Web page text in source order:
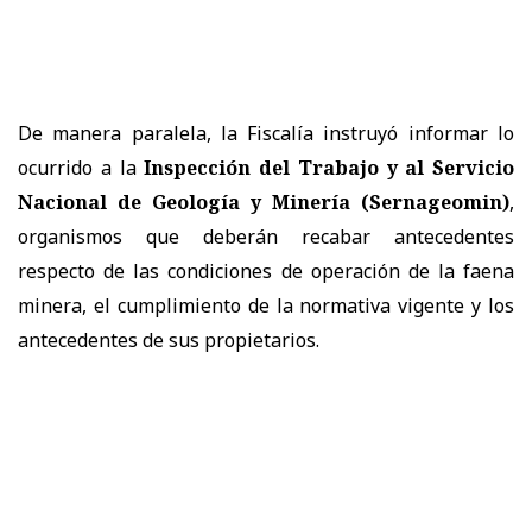
De manera paralela, la Fiscalía instruyó informar lo
ocurrido a laInspección del Trabajo y al Servicio
Nacional de Geología y Minería (Sernageomin),
organismos que deberán recabar antecedentes
respecto de las condiciones de operación de la faena
minera, el cumplimiento de la normativa vigente y los
antecedentes de sus propietarios.